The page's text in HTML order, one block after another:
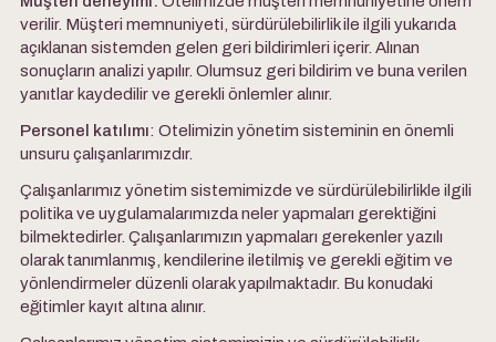
verilir. Müşteri memnuniyeti, sürdürülebilirlik ile ilgili yukarıda
açıklanan sistemden gelen geri bildirimleri içerir. Alınan
sonuçların analizi yapılır. Olumsuz geri bildirim ve buna verilen
yanıtlar kaydedilir ve gerekli önlemler alınır.
Personel katılımı: Otelimizin yönetim sisteminin en önemli
unsuru çalışanlarımızdır.
Çalışanlarımız yönetim sistemimizde ve sürdürülebilirlikle ilgili
politika ve uygulamalarımızda neler yapmaları gerektiğini
bilmektedirler. Çalışanlarımızın yapmaları gerekenler yazılı
olarak tanımlanmış, kendilerine iletilmiş ve gerekli eğitim ve
yönlendirmeler düzenli olarak yapılmaktadır. Bu konudaki
eğitimler kayıt altına alınır.